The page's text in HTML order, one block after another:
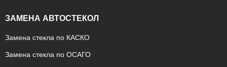
ЗАМЕНА АВТОСТЕКОЛ
Замена стекла по КАСКО
Замена стекла по ОСАГО